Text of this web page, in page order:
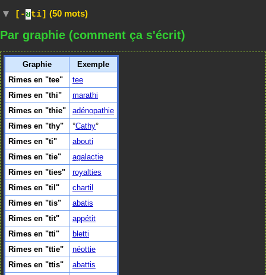
[-ʁti] (50 mots)
Par graphie (comment ça s'écrit)
Graphie
Exemple
Rimes en "tee"
tee
Rimes en "thi"
marathi
Rimes en "thie"
adénopathie
Rimes en "thy"
Cathy
Rimes en "ti"
abouti
Rimes en "tie"
agalactie
Rimes en "ties"
royalties
Rimes en "til"
chartil
Rimes en "tis"
abatis
Rimes en "tit"
appétit
Rimes en "tti"
bletti
Rimes en "ttie"
néottie
Rimes en "ttis"
abattis